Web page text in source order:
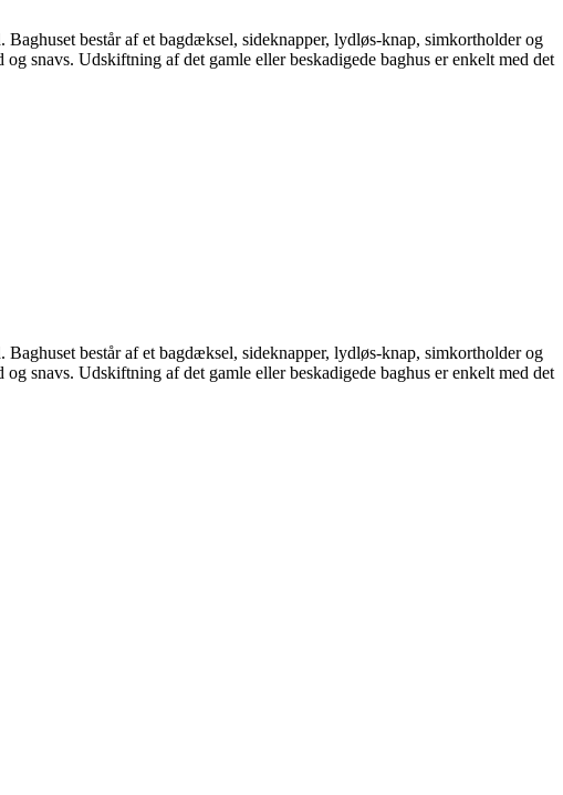
består af et bagdæksel, sideknapper, lydløs-knap, simkortholder og
snavs. Udskiftning af det gamle eller beskadigede baghus er enkelt med det
består af et bagdæksel, sideknapper, lydløs-knap, simkortholder og
snavs. Udskiftning af det gamle eller beskadigede baghus er enkelt med det